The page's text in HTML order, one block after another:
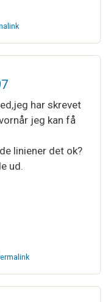
har skrevet
jeg kan få
liniener det ok?
ud.